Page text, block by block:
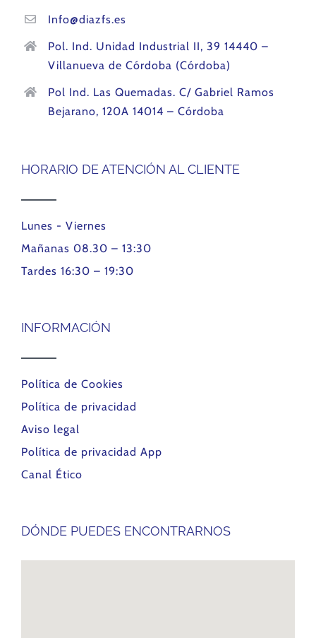
Info@diazfs.es
Pol. Ind. Unidad Industrial II, 39 14440 –
Villanueva de Córdoba (Córdoba)
Pol Ind. Las Quemadas. C/ Gabriel Ramos
Bejarano, 120A 14014 – Córdoba
HORARIO DE ATENCIÓN AL CLIENTE
Lunes - Viernes
Mañanas 08.30 – 13:30
Tardes 16:30 – 19:30
INFORMACIÓN
Política de Cookies
Política de privacidad
Aviso legal
Política de privacidad App
Canal Ético
DÓNDE PUEDES ENCONTRARNOS